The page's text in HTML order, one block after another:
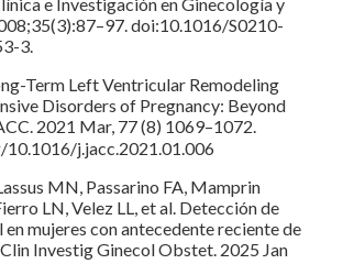
e Investigación en Ginecología y
doi:10.1016/S0210-
3.
Term Left Ventricular Remodeling
Disorders of Pregnancy: Beyond
2021 Mar, 77 (8) 1069–1072.
j.jacc.2021.01.006
MN, Passarino FA, Mamprin
LN, Velez LL, et al. Detección de
mujeres con antecedente reciente de
Investig Ginecol Obstet. 2025 Jan